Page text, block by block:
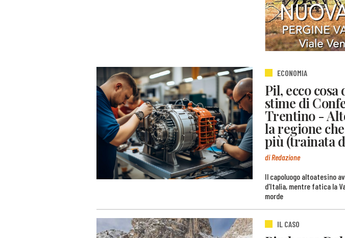
ECONOMIA
Pil, ecco cosa
stime di
Trentino -
la regione
più (trainata
di Redazione
Il capoluogo altoatesino
d'Italia, mentre fatica la
morde
IL CASO